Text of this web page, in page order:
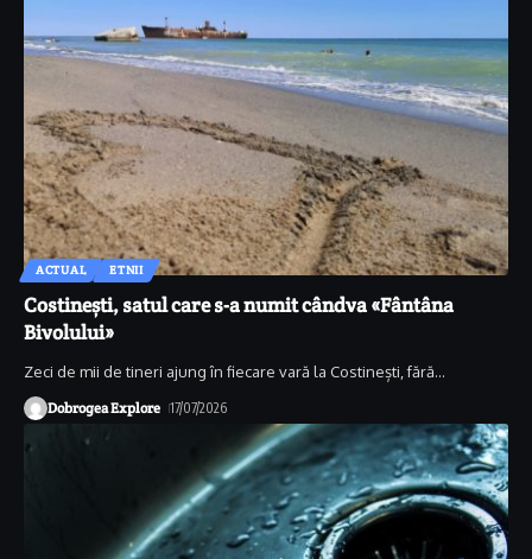
ACTUAL ETNII
Costinești, satul care s-a numit cândva «Fântâna
Bivolului»
Zeci de mii de tineri ajung în fiecare vară la Costinești, fără…
Dobrogea Explore 17/07/2026